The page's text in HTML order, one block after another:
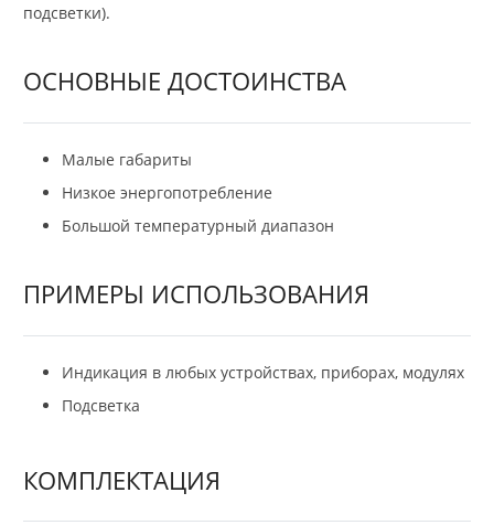
подсветки).
ОСНОВНЫЕ ДОСТОИНСТВА
Малые габариты
Низкое энергопотребление
Большой температурный диапазон
ПРИМЕРЫ ИСПОЛЬЗОВАНИЯ
Индикация в любых устройствах, приборах, модулях
Подсветка
КОМПЛЕКТАЦИЯ